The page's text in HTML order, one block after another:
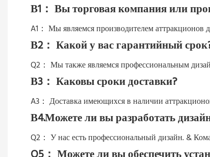
В1： Вы торговая компания или
A1： Мы являемся производителем аттракционов
В2： Какой у вас гарантийный
Q2： Мы также являемся профессиональным
В3： Каковы сроки доставки?
A3： Доставка имеющихся в наличии
В4.Можете ли вы разработать
Q2： У нас есть профессиональный дизайн. &